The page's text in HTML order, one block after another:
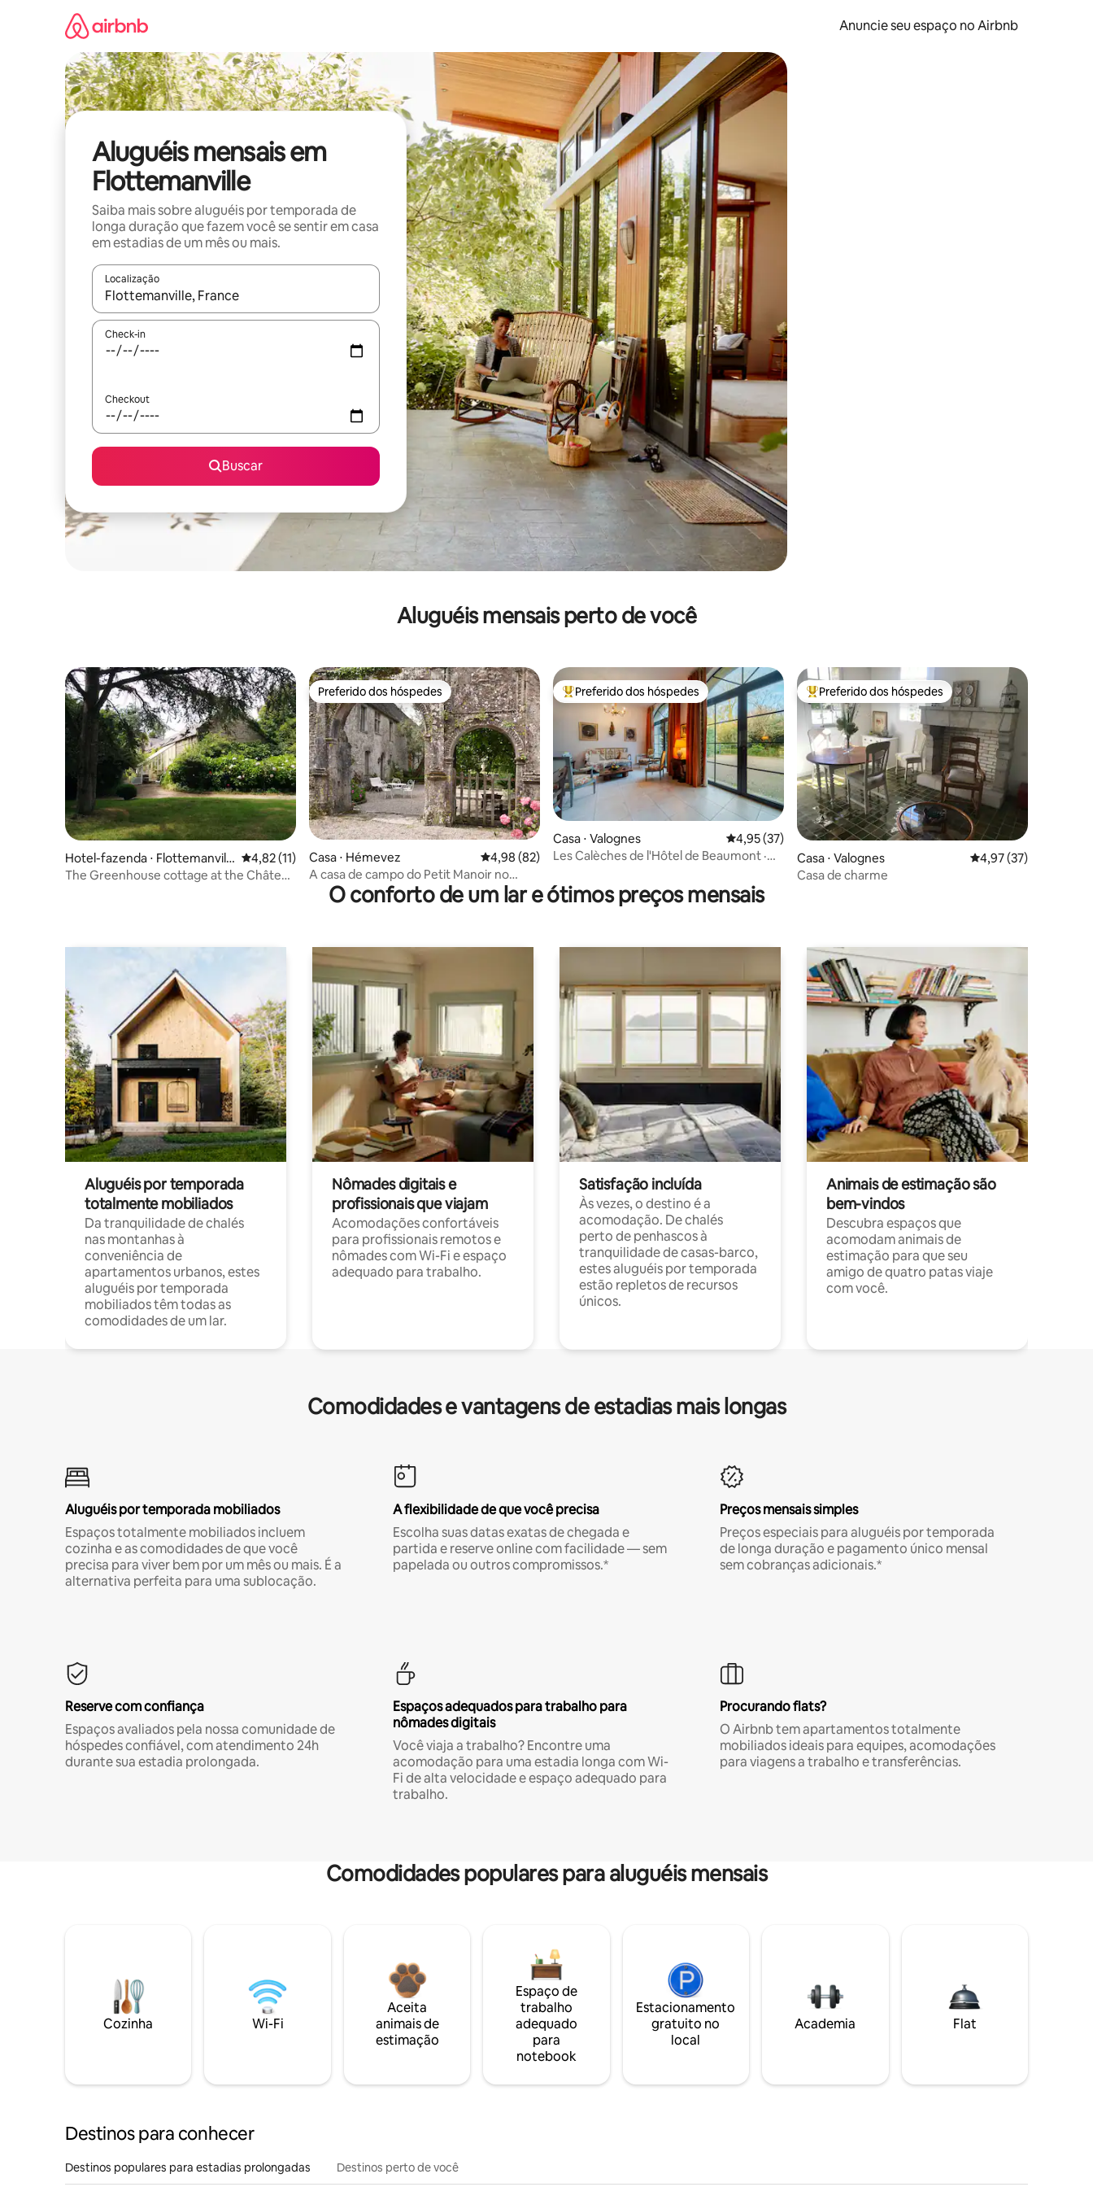
Anuncie seu espaço no Airbnb
Aluguéis mensais em
Flottemanville
Saiba mais sobre aluguéis por temporada de
longa duração que fazem você se sentir em casa
em estadias de um mês ou mais.
Localização
Quando os resultados estiverem disponíveis, explore-os usando as seta para cima e para baixo do teclado ou tocando e deslizando o dedo na tela.
Check-in
Checkout
Buscar
Aluguéis mensais perto de você
Hotel-fazenda ⋅ Flottemanvill
e
4,82 de uma avaliação média de 5, 11 avaliações
4,82 (11)
The Greenhouse cottage at the Château
Preferido dos hóspedes
Preferido dos hóspedes
Casa ⋅ Hémevez 4,98 de uma avaliação média de 5, 82 avaliações
4,98 (82)
A casa de campo do Petit Manoir no
castelo de Hémevez
Entre os melhores preferidos dos hóspedes
Preferido dos hóspedes
Casa ⋅ Valognes 4,95 de uma avaliação média de 5, 37 avaliações
4,95 (37)
Les Calèches de l'Hôtel de Beaumont ·
Entre os melhores preferidos dos hóspedes
Preferido dos hóspedes
Casa ⋅ Valognes 4,97 de uma
4,97 (37)
Casa de charme
O conforto de um lar e ótimos preços mensais
Aluguéis por temporada
totalmente mobiliados
Da tranquilidade de chalés
nas montanhas à
conveniência de
apartamentos urbanos, estes
aluguéis por temporada
mobiliados têm todas as
comodidades de um lar.
Nômades digitais e
profissionais que viajam
Acomodações confortáveis
para profissionais remotos e
nômades com Wi-Fi e espaço
adequado para trabalho.
Satisfação incluída
Às vezes, o destino é a
acomodação. De chalés
perto de penhascos à
tranquilidade de casas-barco,
estes aluguéis por temporada
estão repletos de recursos
únicos.
Animais de estimação são
bem-vindos
Descubra espaços que
acomodam animais de
estimação para que seu
amigo de quatro patas viaje
com você.
Comodidades e vantagens de estadias mais longas
Aluguéis por temporada mobiliados
Espaços totalmente mobiliados incluem
cozinha e as comodidades de que você
precisa para viver bem por um mês ou mais. É a
alternativa perfeita para uma sublocação.
A flexibilidade de que você precisa
Escolha suas datas exatas de chegada e
partida e reserve online com facilidade — sem
papelada ou outros compromissos.*
Preços mensais simples
Preços especiais para aluguéis por temporada
de longa duração e pagamento único mensal
sem cobranças adicionais.*
Reserve com confiança
Espaços avaliados pela nossa comunidade de
hóspedes confiável, com atendimento 24h
durante sua estadia prolongada.
Espaços adequados para trabalho para
nômades digitais
Você viaja a trabalho? Encontre uma
acomodação para uma estadia longa com Wi-
Fi de alta velocidade e espaço adequado para
trabalho.
Procurando flats?
O Airbnb tem apartamentos totalmente
mobiliados ideais para equipes, acomodações
para viagens a trabalho e transferências.
Comodidades populares para aluguéis mensais
Cozinha Wi-Fi
Aceita
animais de
estimação
Espaço de
trabalho
adequado
para
notebook
Estacionamento
gratuito no
local
Academia Flat
Destinos para conhecer
Destinos populares para estadias prolongadas Destinos perto de você